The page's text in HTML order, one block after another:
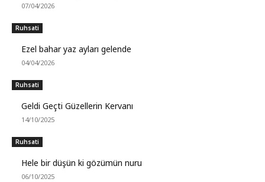
07/04/2026
Ruhsati
Ezel bahar yaz ayları gelende
04/04/2026
Ruhsati
Geldi Geçti Güzellerin Kervanı
14/10/2025
Ruhsati
Hele bir düşün ki gözümün nuru
06/10/2025